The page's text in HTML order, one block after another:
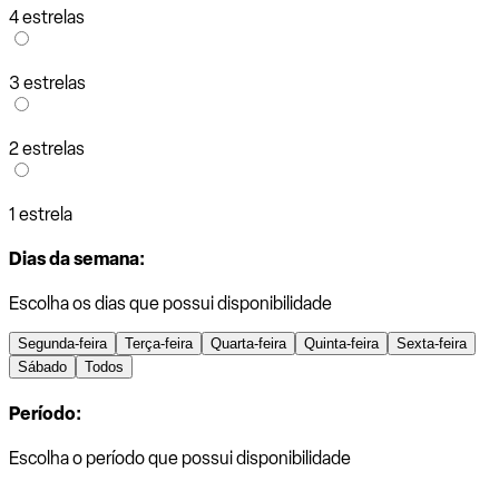
4 estrelas
3 estrelas
2 estrelas
1 estrela
Dias da semana:
Escolha os dias que possui disponibilidade
Segunda-feira Terça-feira Quarta-feira Quinta-feira
Sexta-feira
Sábado
Todos
Período:
Escolha o período que possui disponibilidade